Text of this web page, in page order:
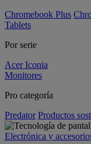
Chromebook Plus
Tablets
Por serie
Acer Iconia
Monitores
Pro categoría
Predator Productos
Electrónica y